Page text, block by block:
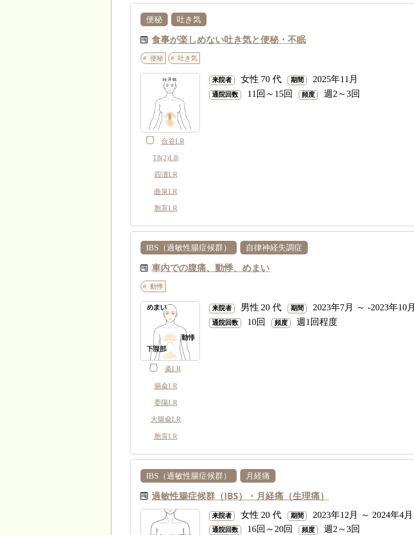
便秘 吐き気
食事が楽しめない吐き気と便秘・不眠
便秘 吐き気
合谷LR
T8(2)LR
四瀆LR
曲泉LR
胞肓LR
来院者 女性 70 代 期間 2025年11月
通院回数 11回～15回 頻度 週2～3回
IBS（過敏性腸症候群） 自律神経失調症
車内での腹痛、動悸、めまい
動悸
颪LR
膈兪LR
委陽LR
大腸兪LR
胞肓LR
来院者 男性 20 代 期間 2023年7月 ～ -2023年10月
通院回数 10回 頻度 週1回程度
IBS（過敏性腸症候群） 月経痛
過敏性腸症候群（IBS）・月経痛（生理痛）
来院者 女性 20 代 期間 2023年12月 ～ 2024年4月
通院回数 16回～20回 頻度 週2～3回